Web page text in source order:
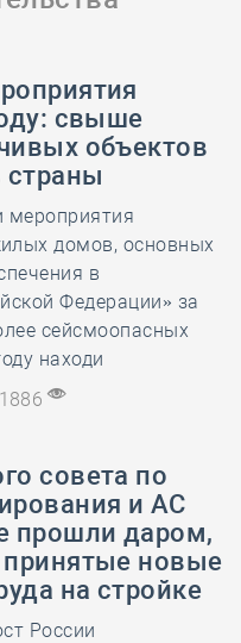
свыше
объектов
страны
мероприятия
домов, основных
в
Федерации» за
сейсмоопасных
находи
1886
совета по
и АС
прошли даром,
новые
на стройке
России